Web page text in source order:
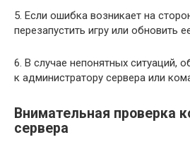
5. Если ошибка возникает на
перезапустить игру или обновить
6. В случае непонятных ситуаций,
к администратору сервера или
Внимательная проверка
сервера